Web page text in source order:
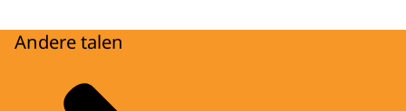
Andere talen